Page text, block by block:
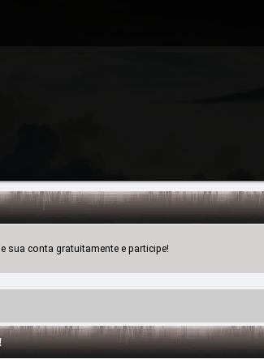
conta gratuitamente e participe!